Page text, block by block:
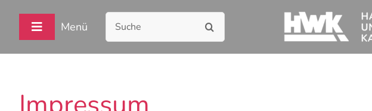
content
Toggle
Navigation
WER
Menü
Suche
nach: